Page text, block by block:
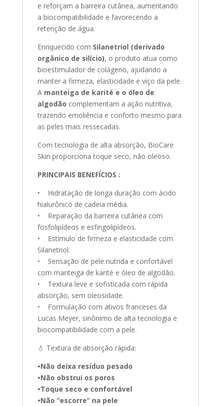
e reforçam a barreira cutânea, aumentando
a biocompatibilidade e favorecendo a
retenção de água.
Enriquecido com Silanetriol (derivado
orgânico de silício), o produto atua como
bioestimulador de colágeno, ajudando a
manter a firmeza, elasticidade e viço da pele.
A manteiga de karité e o óleo de
algodão complementam a ação nutritiva,
trazendo emoliência e conforto mesmo para
as peles mais ressecadas.
Com tecnologia de alta absorção, BioCare
Skin proporciona toque seco, não oleoso.
PRINCIPAIS BENEFÍCIOS :
• Hidratação de longa duração com ácido
hialurônico de cadeia média.
• Reparação da barreira cutânea com
fosfolipídeos e esfingolipídeos.
• Estímulo de firmeza e elasticidade com
Silanetriol.
• Sensação de pele nutrida e confortável
com manteiga de karité e óleo de algodão.
• Textura leve e sofisticada com rápida
absorção, sem oleosidade.
• Formulação com ativos franceses da
Lucas Meyer, sinônimo de alta tecnologia e
biocompatibilidade com a pele.
💧 Textura de absorção rápida:
•Não deixa resíduo pesado
•Não obstrui os poros
•Toque seco e confortável
•Não “escorre” na pele